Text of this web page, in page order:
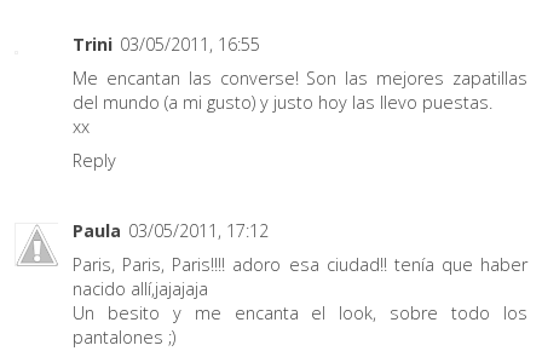
Trini 03/05/2011, 16:55
Me encantan las converse! Son las mejores zapatillas
del mundo (a mi gusto) y justo hoy las llevo puestas.
xx
Reply
Paula 03/05/2011, 17:12
Paris, Paris, Paris!!!! adoro esa ciudad!! tenía que haber
nacido allí,jajajaja
Un besito y me encanta el look, sobre todo los
pantalones ;)